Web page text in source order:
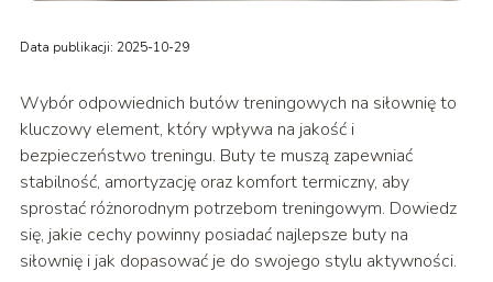
Data publikacji: 2025-10-29
Wybór odpowiednich butów treningowych na siłownię to
kluczowy element, który wpływa na jakość i
bezpieczeństwo treningu. Buty te muszą zapewniać
stabilność, amortyzację oraz komfort termiczny, aby
sprostać różnorodnym potrzebom treningowym. Dowiedz
się, jakie cechy powinny posiadać najlepsze buty na
siłownię i jak dopasować je do swojego stylu aktywności.